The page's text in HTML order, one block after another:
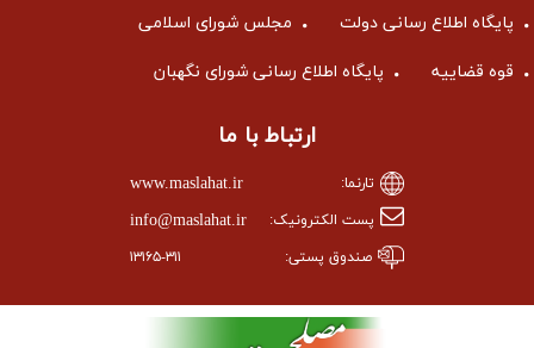
پایگاه اطلاع رسانی دولت مجلس شورای اسلامی
قوه قضاییه پایگاه اطلاع رسانی شورای نگهبان
ارتباط با ما
تارنما: www.maslahat.ir
پست الکترونیک: info@maslahat.ir
صندوق پستی: ۱۳۱۶۵-۳۱۱